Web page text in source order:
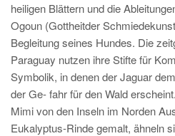
heiligen Blättern und die
Ogoun (Gottheitder
Begleitung seines Hundes. Die
Paraguay nutzen ihre Stifte für
Symbolik, in denen der Jaguar
der Ge- fahr für den Wald
Mimi von den Inseln im Norden
Eukalyptus-Rinde gemalt, ähneln